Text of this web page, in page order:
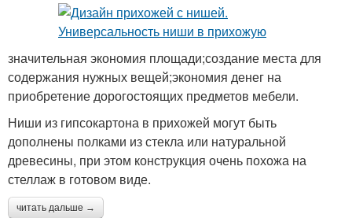
значительная экономия площади;создание места для
содержания нужных вещей;экономия денег на
приобретение дорогостоящих предметов мебели.
Ниши из гипсокартона в прихожей могут быть
дополнены полками из стекла или натуральной
древесины, при этом конструкция очень похожа на
стеллаж в готовом виде.
читать дальше →